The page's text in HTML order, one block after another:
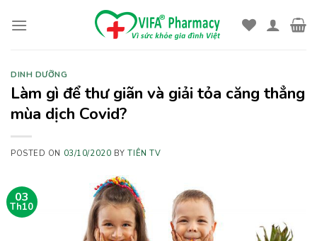
DINH DƯỠNG
Làm gì để thư giãn và giải tỏa căng thẳng
mùa dịch Covid?
POSTED ON 03/10/2020 BYTIÊN TV
03
Th10